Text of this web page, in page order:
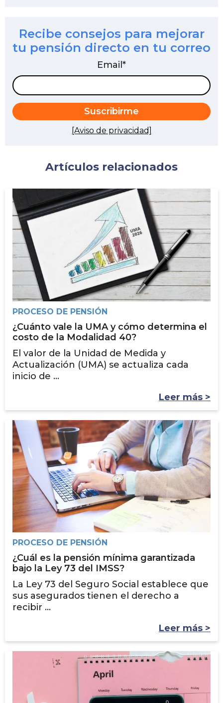
Recibe consejos para mejorar
tu pensión directo en tu correo
Email *
[Aviso de privacidad]
Artículos relacionados
PROCESO DE PENSIÓN
¿Cuánto vale la UMA y cómo determina el
costo de la Modalidad 40?
El valor de la Unidad de Medida y
Actualización (UMA) se actualiza cada
inicio de ...
Leer más >
PROCESO DE PENSIÓN
¿Cuál es la pensión mínima garantizada
bajo la Ley 73 del IMSS?
La Ley 73 del Seguro Social establece que
sus asegurados tienen el derecho a
recibir ...
Leer más >